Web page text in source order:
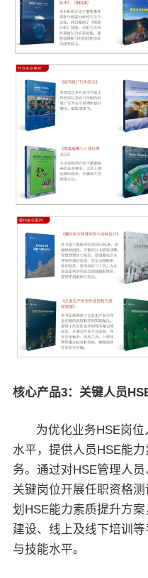
核心产品3：关键人员
为优化业务HSE岗
水平，提供人员HSE能
务。通过对HSE管理人
关键岗位开展任职资格
划HSE能力素质提升方
建设、线上及线下培训
与技能水平。